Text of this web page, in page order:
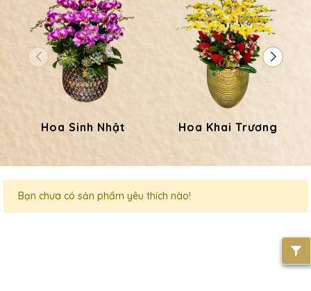
Hoa Sinh Nhật Hoa Khai Trương
Bạn chưa có sản phẩm yêu thích nào!